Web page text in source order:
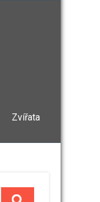
Zvířata